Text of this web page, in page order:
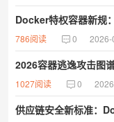
Docker特权容器新规
786阅读 0 2026-
2026容器逃逸攻击图
1027阅读 0
供应链安全新标准：